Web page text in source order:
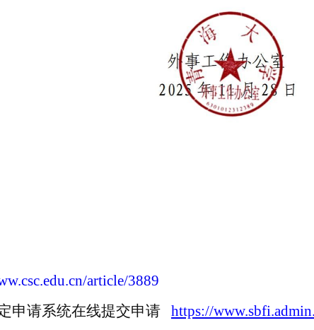
article/3889
申请系统在线提交申请
https://